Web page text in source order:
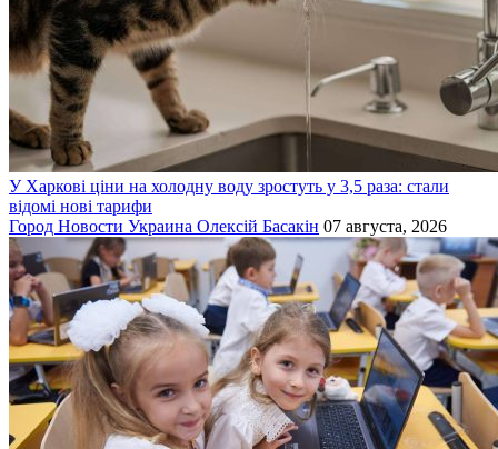
У Харкові ціни на холодну воду зростуть у 3,5 раза: стали
відомі нові тарифи
Город Новости Украина Олексій Басакін 07 августа, 2026